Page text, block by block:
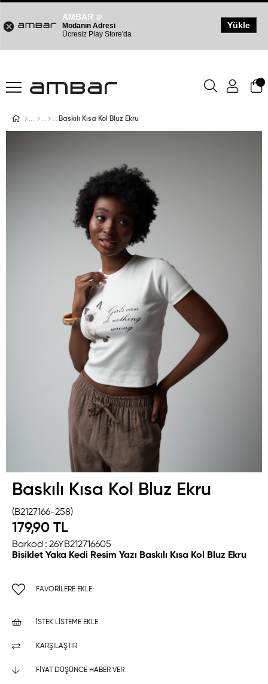
Baskılı Kısa Kol Bluz Ekru
Baskılı Kısa Kol Bluz Ekru
(B2127166-258)
179,90 TL
Barkod : 26YB212716605
Bisiklet Yaka Kedi Resim Yazı Baskılı Kısa Kol Bluz Ekru
FAVORILERE EKLE
İSTEK LISTEME EKLE
KARŞILAŞTIR
FIYAT DÜŞÜNCE HABER VER
AMBAR ®
Modanın Adresi
Ücresiz Play Store'da
Yükle